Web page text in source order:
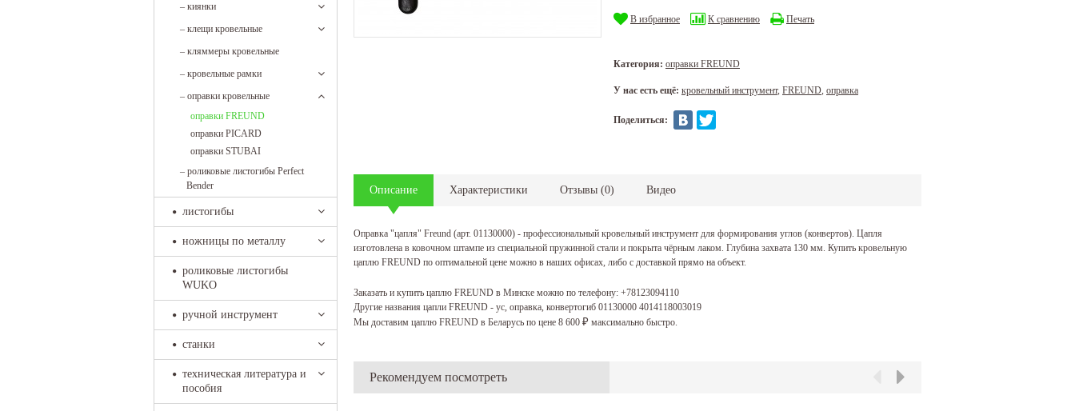
– киянки
– клещи кровельные
– кляммеры кровельные
– кровельные рамки
– оправки кровельные
оправки FREUND
оправки PICARD
оправки STUBAI
– роликовые листогибы Perfect
Bender
листогибы
ножницы по металлу
роликовые листогибы
WUKO
ручной инструмент
станки
техническая литература и
пособия
В избранное К сравнению Печать
Категория: оправки FREUND
У нас есть ещё: кровельный инструмент, FREUND оправка
Поделиться:
Описание Характеристики Отзывы (0) Видео
Оправка "цапля" Freund (арт. 01130000) - профессиональный кровельный инструмент для формирования углов (конвертов). Цапля
изготовлена в ковочном штампе из специальной пружинной стали и покрыта чёрным лаком. Глубина захвата 130 мм. Купить кровельную
цаплю FREUND по оптимальной цене можно в наших офисах, либо с доставкой прямо на объект.
Заказать и купить цаплю FREUND в Минске можно по телефону: +78123094110
Другие названия цапли FREUND - ус, оправка, конвертогиб 01130000 4014118003019
Мы доставим цаплю FREUND в Беларусь по цене 8 600 ₽ максимально быстро.
Рекомендуем посмотреть